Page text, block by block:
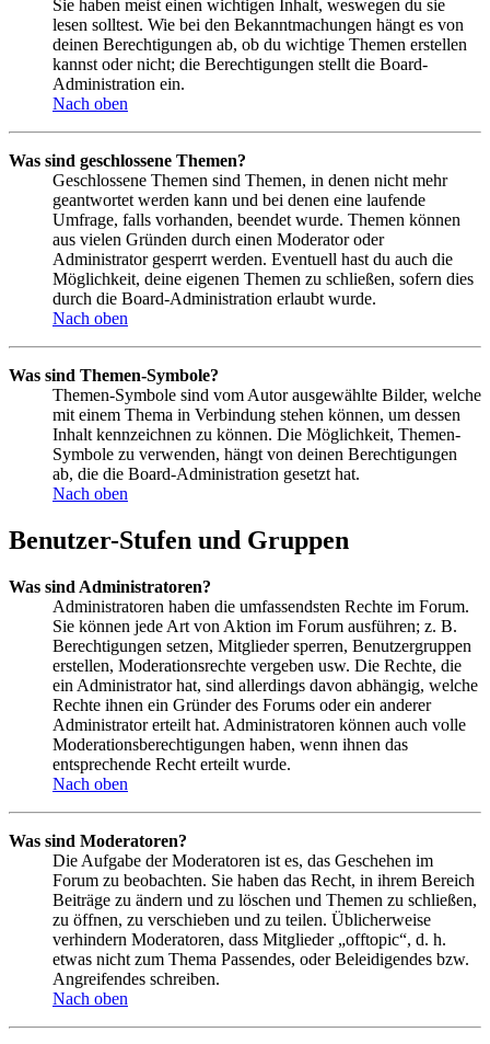
Sie haben meist einen wichtigen Inhalt, weswegen du sie
lesen solltest. Wie bei den Bekanntmachungen hängt es von
deinen Berechtigungen ab, ob du wichtige Themen erstellen
kannst oder nicht; die Berechtigungen stellt die Board-
Administration ein.
Nach oben
Was sind geschlossene Themen?
Geschlossene Themen sind Themen, in denen nicht mehr
geantwortet werden kann und bei denen eine laufende
Umfrage, falls vorhanden, beendet wurde. Themen können
aus vielen Gründen durch einen Moderator oder
Administrator gesperrt werden. Eventuell hast du auch die
Möglichkeit, deine eigenen Themen zu schließen, sofern dies
durch die Board-Administration erlaubt wurde.
Nach oben
Was sind Themen-Symbole?
Themen-Symbole sind vom Autor ausgewählte Bilder, welche
mit einem Thema in Verbindung stehen können, um dessen
Inhalt kennzeichnen zu können. Die Möglichkeit, Themen-
Symbole zu verwenden, hängt von deinen Berechtigungen
ab, die die Board-Administration gesetzt hat.
Nach oben
Benutzer-Stufen und Gruppen
Was sind Administratoren?
Administratoren haben die umfassendsten Rechte im Forum.
Sie können jede Art von Aktion im Forum ausführen; z. B.
Berechtigungen setzen, Mitglieder sperren, Benutzergruppen
erstellen, Moderationsrechte vergeben usw. Die Rechte, die
ein Administrator hat, sind allerdings davon abhängig, welche
Rechte ihnen ein Gründer des Forums oder ein anderer
Administrator erteilt hat. Administratoren können auch volle
Moderationsberechtigungen haben, wenn ihnen das
entsprechende Recht erteilt wurde.
Nach oben
Was sind Moderatoren?
Die Aufgabe der Moderatoren ist es, das Geschehen im
Forum zu beobachten. Sie haben das Recht, in ihrem Bereich
Beiträge zu ändern und zu löschen und Themen zu schließen,
zu öffnen, zu verschieben und zu teilen. Üblicherweise
verhindern Moderatoren, dass Mitglieder „offtopic“, d. h.
etwas nicht zum Thema Passendes, oder Beleidigendes bzw.
Angreifendes schreiben.
Nach oben